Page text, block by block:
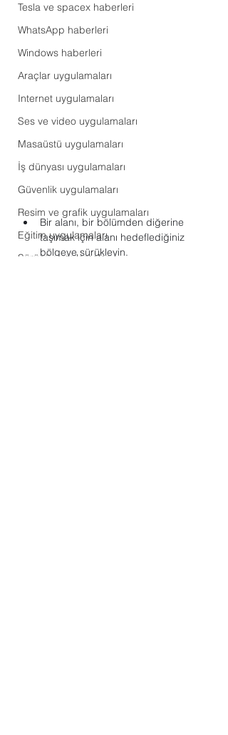
Tesla ve spacex haberleri
WhatsApp haberleri
Windows haberleri
Araçlar uygulamaları
Internet uygulamaları
Ses ve video uygulamaları
Masaüstü uygulamaları
İş dünyası uygulamaları
Güvenlik uygulamaları
Resim ve grafik uygulamaları
Eğitim uygulamaları
Sürücü uygulamaları
Bir alanı, bir bölümden diğerine
taşımak için alanı hedeflediğiniz
bölgeye sürükleyin.